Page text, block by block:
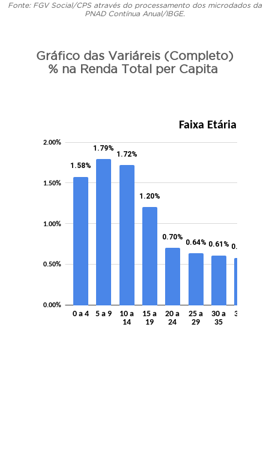
Fonte: FGV Social/CPS através do processamento dos microdados da
PNAD Contínua Anual/IBGE.
Gráfico das Variáreis (Completo)
% na Renda Total per Capita